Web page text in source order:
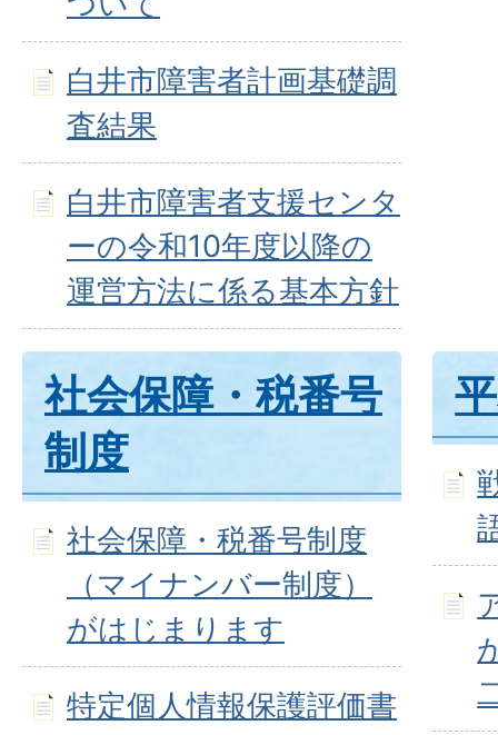
白井市障害者計画基礎調
査結果
白井市障害者支援センタ
ーの令和10年度以降の
運営方法に係る基本方針
社会保障・税番号
制度
社会保障・税番号制度
（マイナンバー制度）
がはじまります
特定個人情報保護評価書